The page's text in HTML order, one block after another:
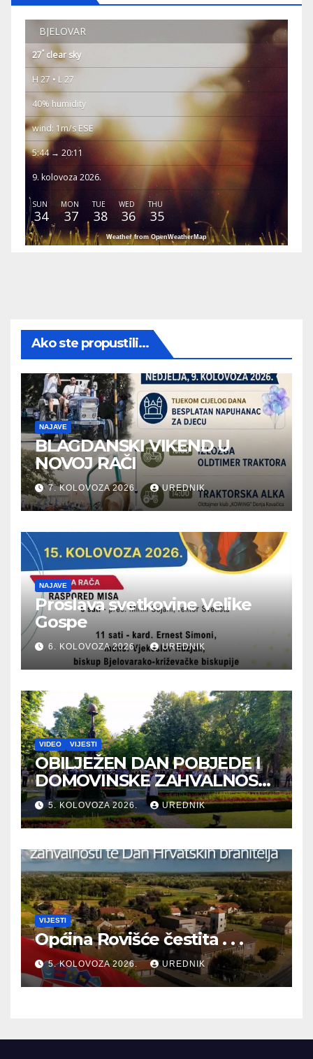
BJELOVAR
27° clear sky
H 27 • L 27
40% humidity
wind: 1m/s ESE
5:44 → 20:11
9. kolovoza 2026.
SUN
34
MON
37
TUE
38
WED
36
THU
35
Weather from OpenWeatherMap
Ako ste propustili...
NAJAVE
BLAGDANSKI VIKEND U
NOVOJ RAČI
7. KOLOVOZA 2026. UREDNIK
NAJAVE
Proslava svetkovine Velike
Gospe
6. KOLOVOZA 2026. UREDNIK
VIDEO VIJESTI
OBILJEŽEN DAN POBJEDE I
DOMOVINSKE ZAHVALNOSTI
TE DAN HRVATSKIH
BRANITELJA
5. KOLOVOZA 2026. UREDNIK
VIJESTI
Općina Rovišće čestita . . .
5. KOLOVOZA 2026. UREDNIK